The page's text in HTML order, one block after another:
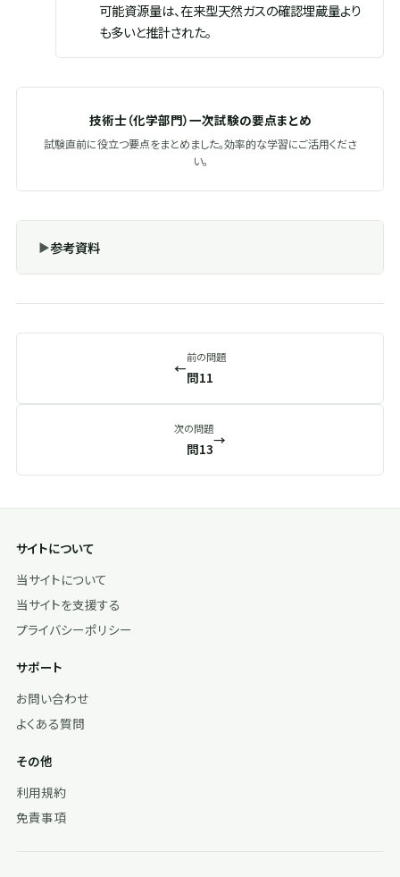
可能資源量は、在来型天然ガスの確認埋蔵量より
も多いと推計された。
技術士（化学部門）一次試験の要点まとめ
試験直前に役立つ要点をまとめました。効率的な学習にご活用くださ
い。
参考資料
←
前の問題
問11
次の問題
問13
→
サイトについて
当サイトについて
当サイトを支援する
プライバシーポリシー
サポート
お問い合わせ
よくある質問
その他
利用規約
免責事項